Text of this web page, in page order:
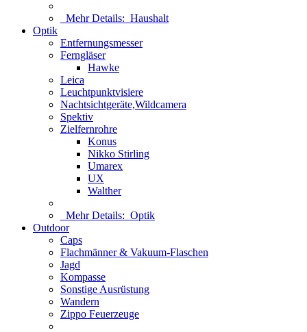
Mehr Details: Haushalt
Optik
Entfernungsmesser
Ferngläser
Hawke
Leica
Leuchtpunktvisiere
Nachtsichtgeräte,Wildcamera
Spektiv
Zielfernrohre
Konus
Nikko Stirling
Umarex
UX
Walther
Mehr Details: Optik
Outdoor
Caps
Flachmänner & Vakuum-Flaschen
Jagd
Kompasse
Sonstige Ausrüstung
Wandern
Zippo Feuerzeuge